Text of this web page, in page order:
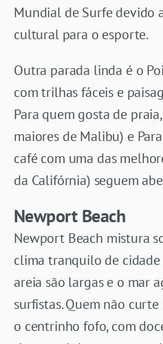
Mundial de Surfe devido
cultural para o esporte.
Outra parada linda é o
com trilhas fáceis e
Para quem gosta de
maiores de Malibu) e
café com uma das
da Califórnia) seguem
Newport Beach
Newport Beach mistura
clima tranquilo de cidade
areia são largas e o mar
surfistas. Quem não
o centrinho fofo, com